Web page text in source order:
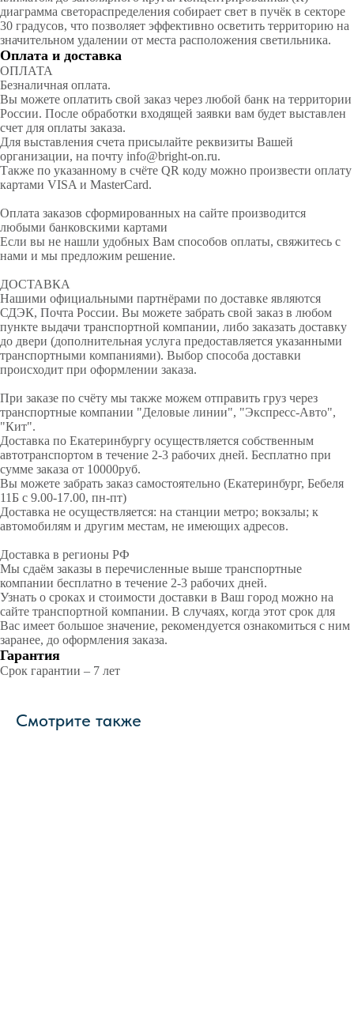
диаграмма светораспределения собирает свет в пучёк в секторе
30 градусов, что позволяет эффективно осветить территорию на
значительном удалении от места расположения светильника.
Оплата и доставка
ОПЛАТА
Безналичная оплата.
Вы можете оплатить свой заказ через любой банк на территории
России. После обработки входящей заявки вам будет выставлен
счет для оплаты заказа.
Для выставления счета присылайте реквизиты Вашей
организации, на почту info@bright-on.ru.
Также по указанному в счёте QR коду можно произвести оплату
картами VISA и MasterCard.
Оплата заказов сформированных на сайте производится
любыми банковскими картами
Если вы не нашли удобных Вам способов оплаты, свяжитесь с
нами и мы предложим решение.
ДОСТАВКА
Нашими официальными партнёрами по доставке являются
СДЭК, Почта России. Вы можете забрать свой заказ в любом
пункте выдачи транспортной компании, либо заказать доставку
до двери (дополнительная услуга предоставляется указанными
транспортными компаниями). Выбор способа доставки
происходит при оформлении заказа.
При заказе по счёту мы также можем отправить груз через
транспортные компании "Деловые линии", "Экспресс-Авто",
"Кит".
Доставка по Екатеринбургу осуществляется собственным
автотранспортом в течение 2-3 рабочих дней. Бесплатно при
сумме заказа от 10000руб.
Вы можете забрать заказ самостоятельно (Екатеринбург, Бебеля
11Б с 9.00-17.00, пн-пт)
Доставка не осуществляется: на станции метро; вокзалы; к
автомобилям и другим местам, не имеющих адресов.
Доставка в регионы РФ
Мы сдаём заказы в перечисленные выше транспортные
компании бесплатно в течение 2-3 рабочих дней.
Узнать о сроках и стоимости доставки в Ваш город можно на
сайте транспортной компании. В случаях, когда этот срок для
Вас имеет большое значение, рекомендуется ознакомиться с ним
заранее, до оформления заказа.
Гарантия
Срок гарантии – 7 лет
Смотрите также